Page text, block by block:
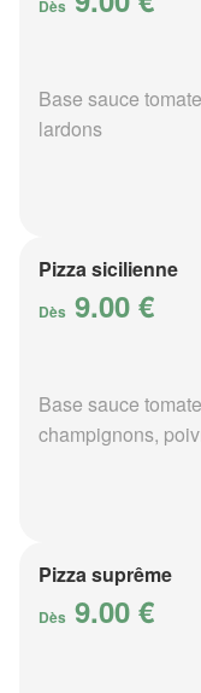
Dès
Base sauce
lardons
Pizza sicilienne
Dès 9.00 €
Base sauce
champignons,
Pizza suprême
Dès 9.00 €